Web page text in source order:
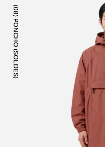
(08) PONCHO (SOLDES)